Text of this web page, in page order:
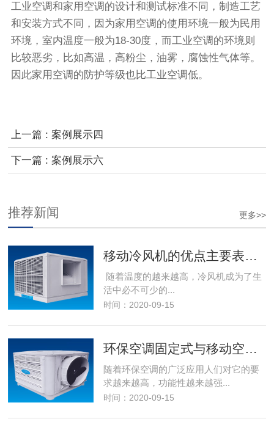
工业空调和家用空调的设计和测试标准不同，制造工艺
和安装方式不同，因为家用空调的使用环境一般为民用
环境，室内温度一般为18-30度，而工业空调的环境则
比较恶劣，比如高温，高粉尘，油雾，腐蚀性气体等。
因此家用空调的防护等级也比工业空调低。
上一篇 : 案例展示四
下一篇 : 案例展示六
更多>>
推荐新闻
随着温度的越来越高，冷风机成为了生
活中必不可少的...
时间：2020-09-15
随着环保空调的广泛应用人们对它的要
求越来越高，功能性越来越强...
时间：2020-09-15